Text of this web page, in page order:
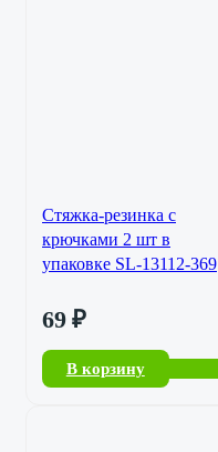
Стяжка-резинка с
крючками 2 шт в
упаковке SL-13112-369
69 ₽
В корзину